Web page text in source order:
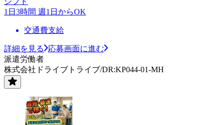
1日3時間 週1日からOK
交通費支給
詳細を見る
応募画面に進む
派遣労働者
株式会社ドライブトライブ/DR:KP044-01-MH